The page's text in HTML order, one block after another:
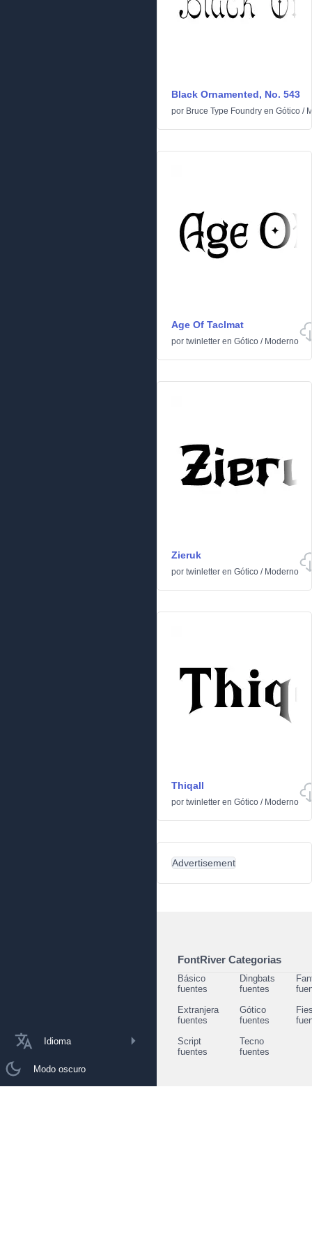
Idioma
Modo oscuro
Black Ornamented, No. 543
por Bruce Type Foundry en Gótico /
Age Of Taclmat
por twinletter en Gótico / Moderno
Zieruk
por twinletter en Gótico / Moderno
Thiqall
por twinletter en Gótico / Moderno
Advertisement
FontRiver Categorias
Básico
fuentes
Dingbats
fuentes
Extranjera
fuentes
Gótico
fuentes
Script
fuentes
Tecno
fuentes